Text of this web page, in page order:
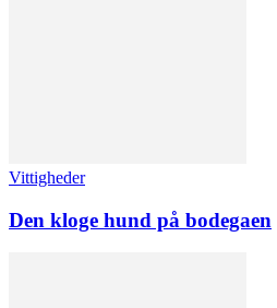
Vittigheder
Den kloge hund på bodegaen